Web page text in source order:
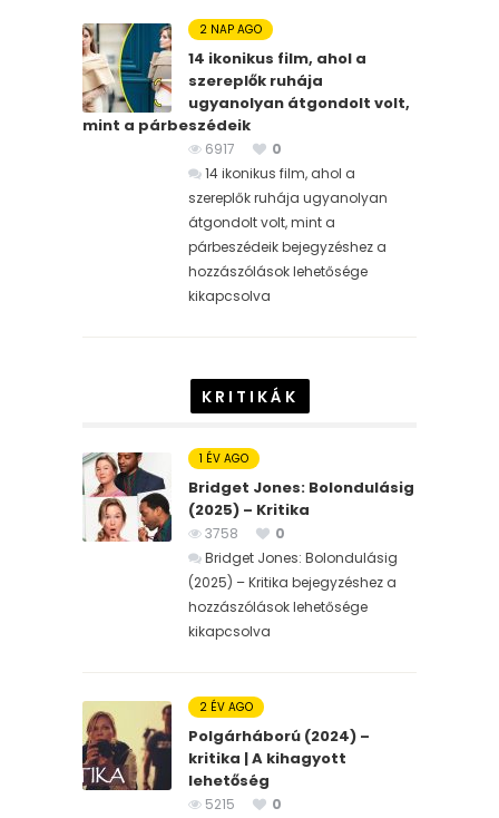
2 NAP AGO
14 ikonikus film, ahol a
szereplők ruhája
ugyanolyan átgondolt volt,
mint a párbeszédeik
6917
0
14 ikonikus film, ahol a
szereplők ruhája ugyanolyan
átgondolt volt, mint a
párbeszédeik bejegyzéshez a
hozzászólások lehetősége
kikapcsolva
KRITIKÁK
1 ÉV AGO
Bridget Jones: Bolondulásig
(2025) – Kritika
3758
0
Bridget Jones: Bolondulásig
(2025) – Kritika bejegyzéshez a
hozzászólások lehetősége
kikapcsolva
2 ÉV AGO
Polgárháború (2024) –
kritika | A kihagyott
lehetőség
5215
0